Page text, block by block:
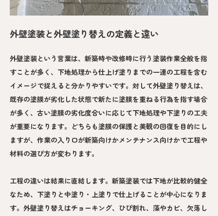
外壁塗装と外壁塗り替えの定義と違い
外壁塗装という言葉は、新築時や改修時に行う塗装作業全般を指
すことが多く、下地処理から仕上げ塗りまでの一連の工程を含む
イメージで捉えると分かりやすいです。対して外壁塗り替えは、
既存の塗膜が劣化した状態で新たに塗膜を重ねる行為を指す場合
が多く、古い塗膜の劣化度合いに応じて下地処理や下塗りの工夫
が重要になります。どちらも塗膜の保護と美観の回復を目的にし
ますが、作業の入り口が新築向けかメンテナンス向けかで工程や
材料の選び方が変わります。
工程の違いは結果に直結します。新築塗装では下地が比較的健全
なため、下塗りと中塗り・上塗りで仕上げることが中心になりま
す。外壁塗り替えはチョーキング、ひび割れ、藻やカビ、欠落し